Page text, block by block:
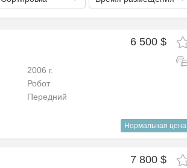
6 500 $
2006 г.
Робот
Передний
Нормальная цена
7 800 $